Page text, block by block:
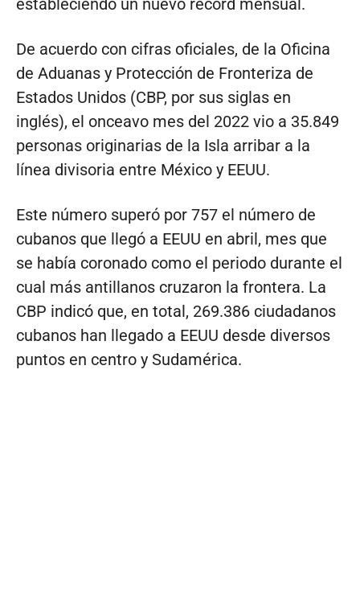
estableciendo un nuevo récord mensual.
De acuerdo con cifras oficiales, de la Oficina
de Aduanas y Protección de Fronteriza de
Estados Unidos (CBP, por sus siglas en
inglés), el onceavo mes del 2022 vio a 35.849
personas originarias de la Isla arribar a la
línea divisoria entre México y EEUU.
Este número superó por 757 el número de
cubanos que llegó a EEUU en abril, mes que
se había coronado como el periodo durante el
cual más antillanos cruzaron la frontera. La
CBP indicó que, en total, 269.386 ciudadanos
cubanos han llegado a EEUU desde diversos
puntos en centro y Sudamérica.